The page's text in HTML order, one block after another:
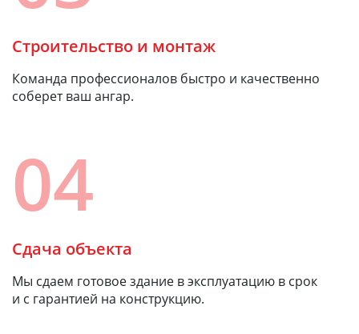
Строительство и монтаж
Команда профессионалов быстро и качественно
соберет ваш ангар.
04
Сдача объекта
Мы сдаем готовое здание в эксплуатацию в срок
и с гарантией на конструкцию.